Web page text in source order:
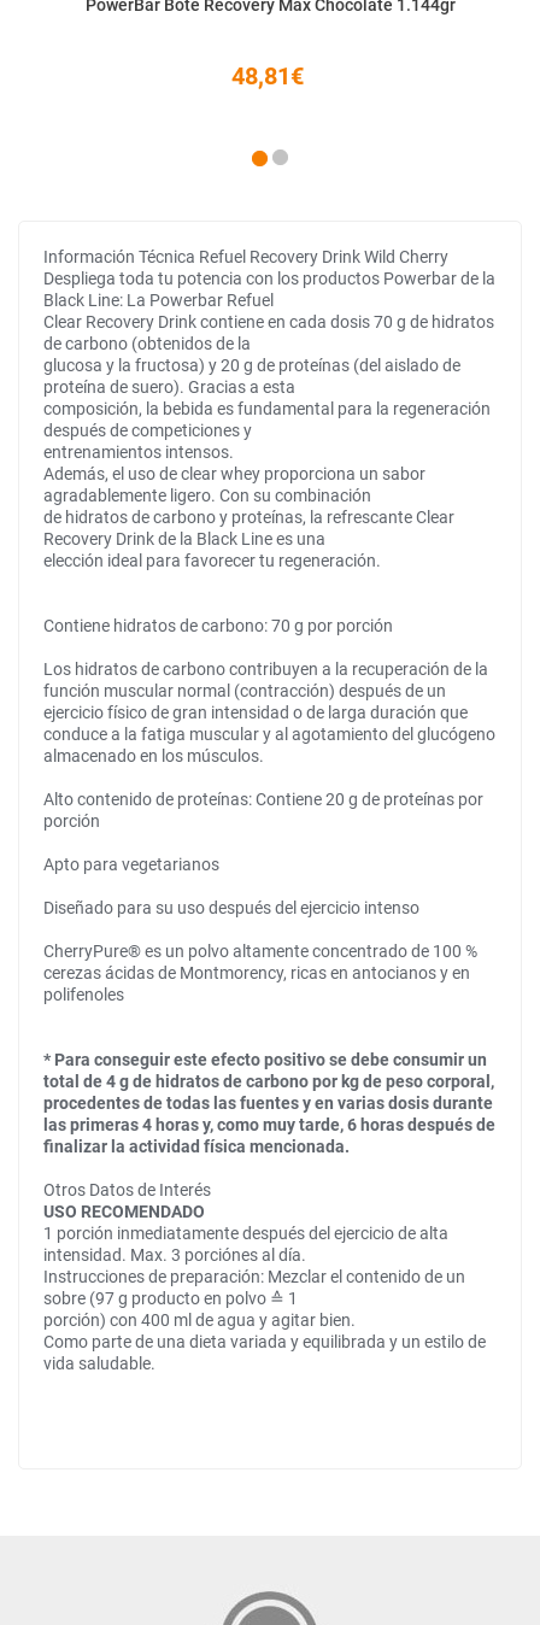
PowerBar Bote Recovery Max Chocolate 1.144gr
48,81€
Información Técnica Refuel Recovery Drink Wild Cherry
Despliega toda tu potencia con los productos Powerbar de la
Black Line: La Powerbar Refuel
Clear Recovery Drink contiene en cada dosis 70 g de hidratos
de carbono (obtenidos de la
glucosa y la fructosa) y 20 g de proteínas (del aislado de
proteína de suero). Gracias a esta
composición, la bebida es fundamental para la regeneración
después de competiciones y
entrenamientos intensos.
Además, el uso de clear whey proporciona un sabor
agradablemente ligero. Con su combinación
de hidratos de carbono y proteínas, la refrescante Clear
Recovery Drink de la Black Line es una
elección ideal para favorecer tu regeneración.
Contiene hidratos de carbono: 70 g por porción
Los hidratos de carbono contribuyen a la recuperación de la
función muscular normal (contracción) después de un
ejercicio físico de gran intensidad o de larga duración que
conduce a la fatiga muscular y al agotamiento del glucógeno
almacenado en los músculos.
Alto contenido de proteínas: Contiene 20 g de proteínas por
porción
Apto para vegetarianos
Diseñado para su uso después del ejercicio intenso
CherryPure® es un polvo altamente concentrado de 100 %
cerezas ácidas de Montmorency, ricas en antocianos y en
polifenoles
* Para conseguir este efecto positivo se debe consumir un
total de 4 g de hidratos de carbono por kg de peso corporal,
procedentes de todas las fuentes y en varias dosis durante
las primeras 4 horas y, como muy tarde, 6 horas después de
finalizar la actividad física mencionada.
Otros Datos de Interés
USO RECOMENDADO
1 porción inmediatamente después del ejercicio de alta
intensidad. Max. 3 porciónes al día.
Instrucciones de preparación: Mezclar el contenido de un
sobre (97 g producto en polvo ≙ 1
porción) con 400 ml de agua y agitar bien.
Como parte de una dieta variada y equilibrada y un estilo de
vida saludable.